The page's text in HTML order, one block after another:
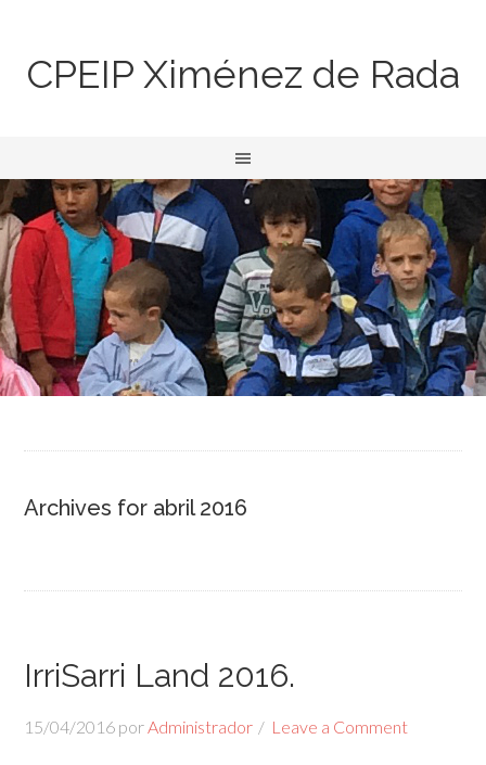
CPEIP Ximénez de Rada
Archives for abril 2016
IrriSarri Land 2016.
15/04/2016 porAdministrador Leave a Comment